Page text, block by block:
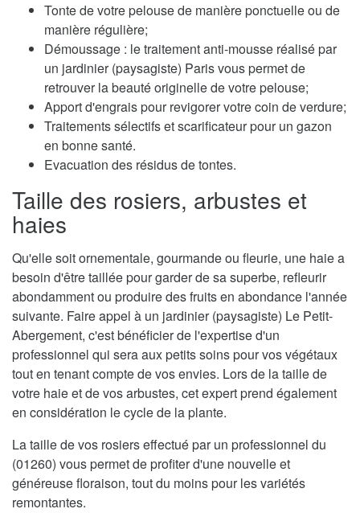
Tonte de votre pelouse de manière ponctuelle ou de
manière régulière;
Démoussage : le traitement anti-mousse réalisé par
un jardinier (paysagiste) Paris vous permet de
retrouver la beauté originelle de votre pelouse;
Apport d'engrais pour revigorer votre coin de verdure;
Traitements sélectifs et scarificateur pour un gazon
en bonne santé.
Evacuation des résidus de tontes.
Taille des rosiers, arbustes et
haies
Qu'elle soit ornementale, gourmande ou fleurie, une haie a
besoin d'être taillée pour garder de sa superbe, refleurir
abondamment ou produire des fruits en abondance l'année
suivante. Faire appel à un jardinier (paysagiste) Le Petit-
Abergement, c'est bénéficier de l'expertise d'un
professionnel qui sera aux petits soins pour vos végétaux
tout en tenant compte de vos envies. Lors de la taille de
votre haie et de vos arbustes, cet expert prend également
en considération le cycle de la plante.
La taille de vos rosiers effectué par un professionnel du
(01260) vous permet de profiter d'une nouvelle et
généreuse floraison, tout du moins pour les variétés
remontantes.